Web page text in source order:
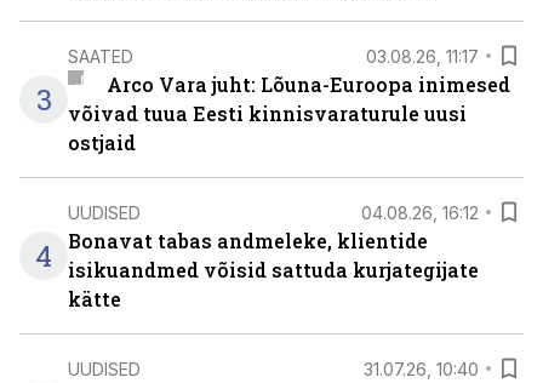
3
SAATED 03.08.26, 11:17
Arco Vara juht: Lõuna-Euroopa inimesed
võivad tuua Eesti kinnisvaraturule uusi
ostjaid
4
UUDISED 04.08.26, 16:12
Bonavat tabas andmeleke, klientide
isikuandmed võisid sattuda kurjategijate
kätte
UUDISED 31.07.26, 10:40